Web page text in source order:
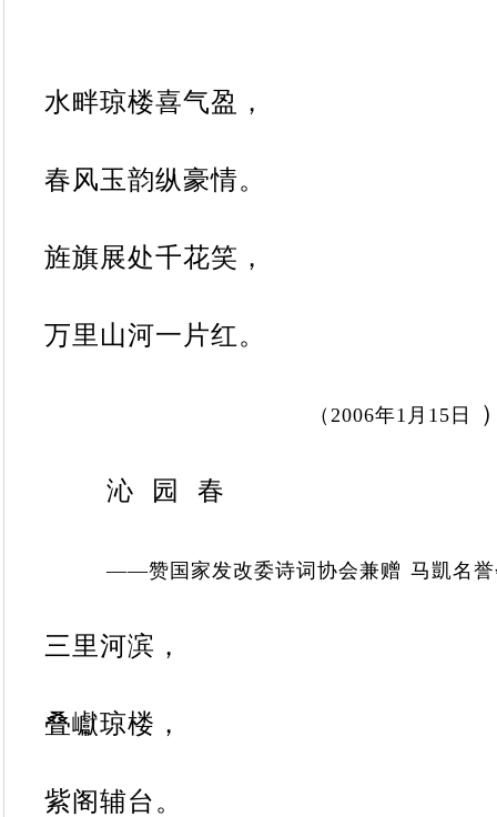
水畔琼楼喜气盈，
春风玉韵纵豪情。
旌旗展处千花笑，
万里山河一片红。
（ 2006年1 月 15 日
沁 园 春
——赞 国 家发改委诗词 协会兼赠 马凱名
三里河滨，
叠巘琼楼，
紫阁辅台。